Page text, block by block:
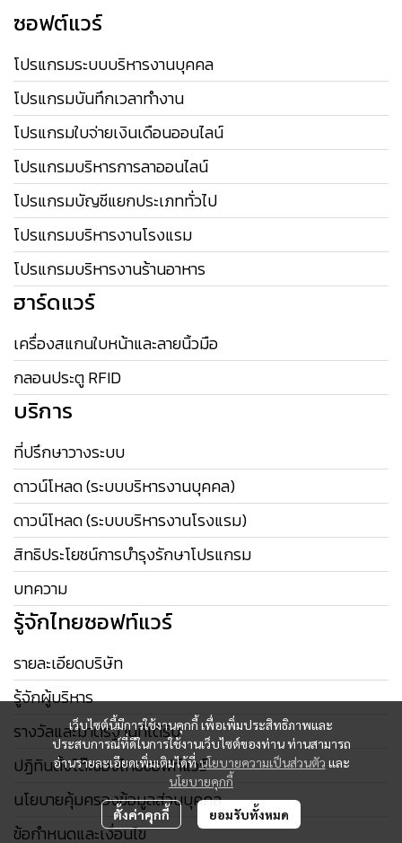
เว็บไซต์นี้มีการใช้งานคุกกี้ เพื่อเพิ่มประสิทธิภาพและ
ประสบการณ์ที่ดีในการใช้งานเว็บไซต์ของท่าน ท่านสามารถ
อ่านรายละเอียดเพิ่มเติมได้ที่นโยบายความเป็นส่วนตัว และ
นโยบายคุกกี้
ตั้งค่าคุกกี้ ยอมรับทั้งหมด
ซอฟต์แวร์
โปรแกรมระบบบริหารงานบุคคล
โปรแกรมบันทึกเวลาทำงาน
โปรแกรมใบจ่ายเงินเดือนออนไลน์
โปรแกรมบริหารการลาออนไลน์
โปรแกรมบัญชีแยกประเภททั่วไป
โปรแกรมบริหารงานโรงแรม
โปรแกรมบริหารงานร้านอาหาร
ฮาร์ดแวร์
เครื่องสแกนใบหน้าและลายนิ้วมือ
กลอนประตู RFID
บริการ
ที่ปรึกษาวางระบบ
ดาวน์โหลด (ระบบบริหารงานบุคคล)
ดาวน์โหลด (ระบบบริหารงานโรงแรม)
สิทธิประโยชน์การบำรุงรักษาโปรแกรม
บทความ
รู้จักไทยซอฟท์แวร์
รายละเอียดบริษัท
รู้จักผู้บริหาร
รางวัลและมาตรฐานที่ได้รับ
ปฏิทินตั้งโต๊ะของไทยซอฟท์แวร์
นโยบายคุ้มครองข้อมูลส่วนบุคคล
ข้อกำหนดและเงื่อนไข